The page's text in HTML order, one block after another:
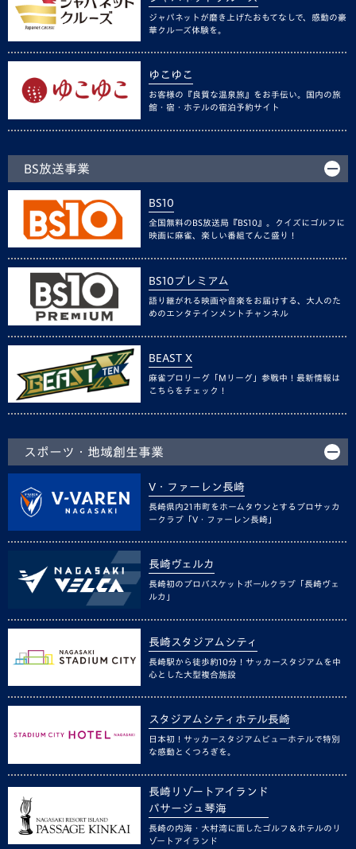
ジャパネットが磨き上げたおもてなしで、感動の豪
華クルーズ体験を。
ゆこゆこ
お客様の『良質な温泉旅』をお手伝い。国内の旅
館・宿・ホテルの宿泊予約サイト
BS放送事業
BS10
全国無料のBS放送局『BS10』。クイズにゴルフに
映画に麻雀、楽しい番組てんこ盛り！
BS10プレミアム
語り継がれる映画や音楽をお届けする、大人のた
めのエンタテインメントチャンネル
BEAST X
麻雀プロリーグ「Mリーグ」参戦中！最新情報は
こちらをチェック！
スポーツ・地域創生事業
V・ファーレン長崎
長崎県内21市町をホームタウンとするプロサッカ
ークラブ「V・ファーレン長崎」
長崎ヴェルカ
長崎初のプロバスケットボールクラブ「長崎ヴェ
ルカ」
長崎スタジアムシティ
長崎駅から徒歩約10分！サッカースタジアムを中
心とした大型複合施設
スタジアムシティホテル長崎
日本初！サッカースタジアムビューホテルで特別
な感動とくつろぎを。
長崎リゾートアイランド
パサージュ琴海
長崎の内海・大村湾に面したゴルフ＆ホテルのリ
ゾートアイランド